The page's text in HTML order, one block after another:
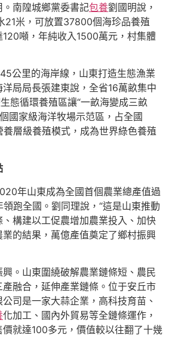
南隍城鄉黨委書記包養劉國明說，
21米，可放置37800個海珍品養殖
噸，年純收入1500萬元，村集體
公里的海岸線，山東打造生態漁業
局局長張建東說，全省16萬畝集中
態循環養殖區讓“一畝海變成三畝
國家級海洋牧場示范區，占全國
層級養殖模式，成為世界綠色養殖
年山東成為全國首個農業總產值過
跑全國。劉同理說，“這是山東推動
構建以工促農增加農業投入、加快
的結果，萬億產值奠定了鄉村振興
。山東圍繞破解農業鏈條短、農民
融合，延伸產業鏈條。位于安丘市
司是一家大蒜企業，高科技育苗、
化加工、國內外貿易等全鏈條運作，
就達100多元，價值較以往翻了十幾